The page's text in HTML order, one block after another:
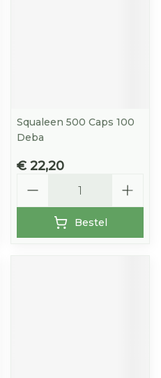
Squaleen 500 Caps 100
Deba
€ 22,20
Bestel